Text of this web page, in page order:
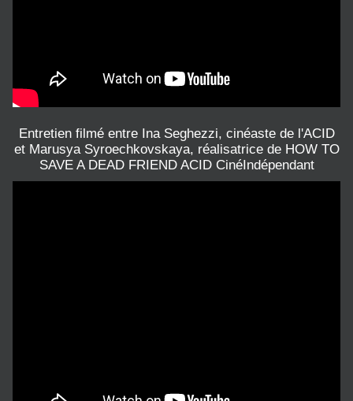
Entretien filmé entre Ina Seghezzi, cinéaste de l'ACID
et Marusya Syroechkovskaya, réalisatrice de HOW TO
SAVE A DEAD FRIEND ACID CinéIndépendant